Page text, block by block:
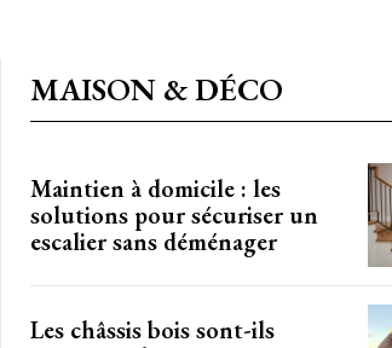
MAISON & DÉCO
Maintien à domicile : les
solutions pour sécuriser un
escalier sans déménager
Les châssis bois sont-ils